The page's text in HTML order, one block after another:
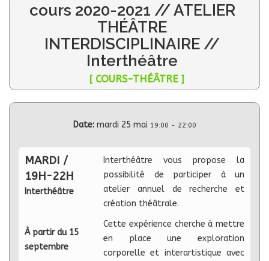
cours 2020-2021 // ATELIER
THÉÂTRE
INTERDISCIPLINAIRE //
Interthéâtre
[ COURS-THÉÂTRE ]
Date: mardi 25 mai 19:00 - 22:00
MARDI /
19H-22H
Interthéâtre
À partir du 15
septembre
Interthéâtre vous propose la
possibilité de participer à un
atelier annuel de recherche et
création théâtrale.
Cette expérience cherche à mettre
en place une exploration
corporelle et interartistique avec